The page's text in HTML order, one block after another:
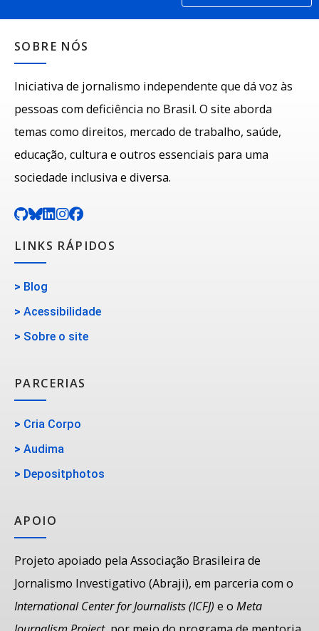
SOBRE NÓS
Iniciativa de jornalismo independente que dá voz às
pessoas com deficiência no Brasil. O site aborda
temas como direitos, mercado de trabalho, saúde,
educação, cultura e outros essenciais para uma
sociedade inclusiva e diversa.
LINKS RÁPIDOS
> Blog
> Acessibilidade
> Sobre o site
PARCERIAS
> Cria Corpo
> Audima
> Depositphotos
APOIO
Projeto apoiado pela Associação Brasileira de
Jornalismo Investigativo (Abraji), em parceria com o
International Center for Journalists (ICFJ) e o Meta